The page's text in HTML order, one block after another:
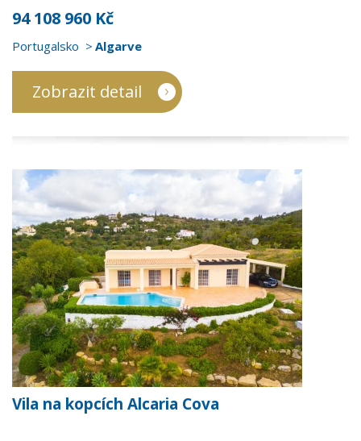
94 108 960 Kč
Portugalsko Algarve
Zobrazit detail
Vila na kopcích Alcaria Cova